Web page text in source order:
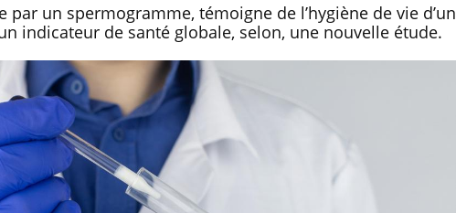
un spermogramme, témoigne de l’hygiène de vie d’un
indicateur de santé globale, selon, une nouvelle étude.